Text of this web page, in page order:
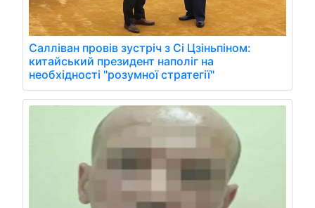
Салліван провів зустріч з Сі Цзіньпіном:
китайський президент наполіг на
необхідності "розумної стратегії"